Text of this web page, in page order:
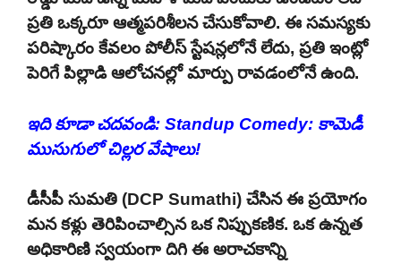
ప్రతి ఒక్కరూ ఆత్మపరిశీలన చేసుకోవాలి. ఈ సమస్యకు
పరిష్కారం కేవలం పోలీస్ స్టేషన్లలోనే లేదు, ప్రతి ఇంట్లో
పెరిగే పిల్లాడి ఆలోచనల్లో మార్పు రావడంలోనే ఉంది.
ఇది కూడా చదవండి: Standup Comedy: కామెడీ
ముసుగులో చిల్లర వేషాలు!
డీసీపీ సుమతి (DCP Sumathi) చేసిన ఈ ప్రయోగం
మన కళ్లు తెరిపించాల్సిన ఒక నిప్పుకణిక. ఒక ఉన్నత
అధికారిణి స్వయంగా దిగి ఈ అరాచకాన్ని